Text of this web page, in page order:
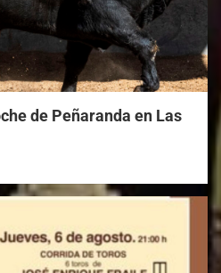
de Peñaranda en Las